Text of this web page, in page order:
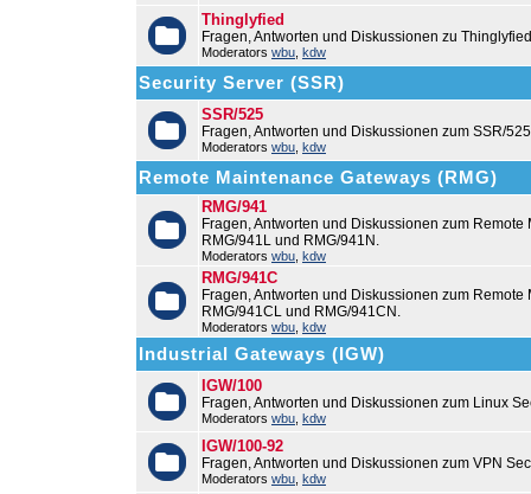
Thinglyfied
Fragen, Antworten und Diskussionen zu Thinglyfied
Moderators wbu kdw
Security Server (SSR)
SSR/525
Fragen, Antworten und Diskussionen zum SSR/525
Moderators wbu kdw
Remote Maintenance Gateways (RMG)
RMG/941
Fragen, Antworten und Diskussionen zum
RMG/941L und RMG/941N.
Moderators wbu kdw
RMG/941C
Fragen, Antworten und Diskussionen zum
RMG/941CL und RMG/941CN.
Moderators wbu kdw
Industrial Gateways (IGW)
IGW/100
Fragen, Antworten und Diskussionen zum Linux
Moderators wbu kdw
IGW/100-92
Fragen, Antworten und Diskussionen zum VPN
Moderators wbu kdw